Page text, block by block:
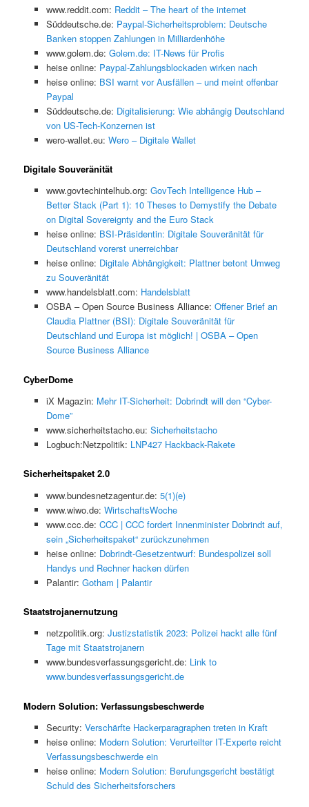
www.reddit.com: Reddit – The heart of the internet
Süddeutsche.de: Paypal-Sicherheitsproblem: Deutsche
Banken stoppen Zahlungen in Milliardenhöhe
www.golem.de: Golem.de: IT-News für Profis
heise online: Paypal-Zahlungsblockaden wirken nach
heise online: BSI warnt vor Ausfällen – und meint offenbar
Paypal
Süddeutsche.de: Digitalisierung: Wie abhängig Deutschland
von US-Tech-Konzernen ist
wero-wallet.eu: Wero – Digitale Wallet
Digitale Souveränität
www.govtechintelhub.org: GovTech Intelligence Hub –
Better Stack (Part 1): 10 Theses to Demystify the Debate
on Digital Sovereignty and the Euro Stack
heise online: BSI-Präsidentin: Digitale Souveränität für
Deutschland vorerst unerreichbar
heise online: Digitale Abhängigkeit: Plattner betont Umweg
zu Souveränität
www.handelsblatt.com: Handelsblatt
OSBA – Open Source Business Alliance: Offener Brief an
Claudia Plattner (BSI): Digitale Souveränität für
Deutschland und Europa ist möglich! | OSBA – Open
Source Business Alliance
CyberDome
iX Magazin: Mehr IT-Sicherheit: Dobrindt will den “Cyber-
Dome”
www.sicherheitstacho.eu: Sicherheitstacho
Logbuch:Netzpolitik: LNP427 Hackback-Rakete
Sicherheitspaket 2.0
www.bundesnetzagentur.de: 5(1)(e)
www.wiwo.de: WirtschaftsWoche
www.ccc.de: CCC | CCC fordert Innenminister Dobrindt auf,
sein „Sicherheitspaket“ zurückzunehmen
heise online: Dobrindt-Gesetzentwurf: Bundespolizei soll
Handys und Rechner hacken dürfen
Palantir: Gotham | Palantir
Staatstrojanernutzung
netzpolitik.org: Justizstatistik 2023: Polizei hackt alle fünf
Tage mit Staatstrojanern
www.bundesverfassungsgericht.de: Link to
www.bundesverfassungsgericht.de
Modern Solution: Verfassungsbeschwerde
Security: Verschärfte Hackerparagraphen treten in Kraft
heise online: Modern Solution: Verurteilter IT-Experte reicht
Verfassungsbeschwerde ein
heise online: Modern Solution: Berufungsgericht bestätigt
Schuld des Sicherheitsforschers